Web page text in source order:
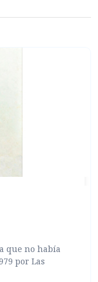
que no había
por Las